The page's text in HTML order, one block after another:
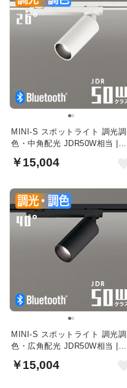
MINI-S スポットライト 調光調
色・中角配光 JDR50W相当 |
￥15,004
MINI-S スポットライト 調光調
色・広角配光 JDR50W相当 |
￥15,004